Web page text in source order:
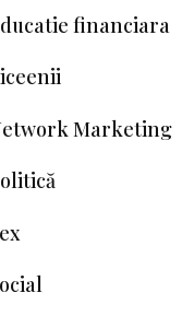
financiara
Marketing